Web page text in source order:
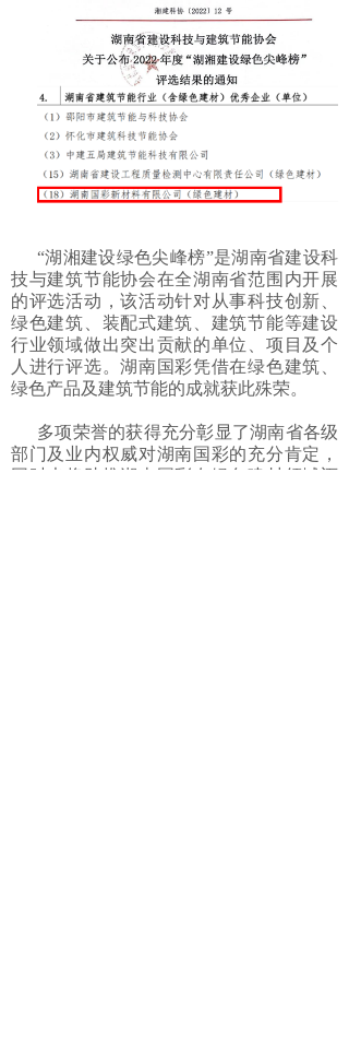
“湖湘建设绿色尖峰榜”是湖南省建设科
技与建筑节能协会在全湖南省范围内开展
的评选活动，该活动针对从事科技创新、
绿色建筑、装配式建筑、建筑节能等建设
行业领域做出突出贡献的单位、项目及个
人进行评选。湖南国彩凭借在绿色建筑、
绿色产品及建筑节能的成就获此殊荣。
多项荣誉的获得充分彰显了湖南省各级
部门及业内权威对湖南国彩的充分肯定，
同时也将助推湖南国彩在绿色建材领域迈